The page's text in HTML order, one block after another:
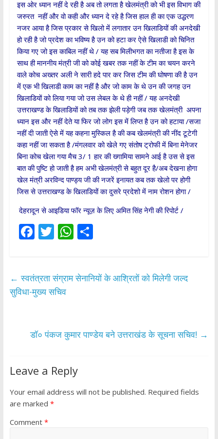
इस ओर ध्यान नहीं दे रही है अब तो लगता है खेलमंत्री को भी इस विभाग की
जरुरत नहीं और वो कही और ध्यान दे रहे है जिस हाल ही का एक उद्धरण
नजर आया है जिस प्रकार से खिलो में लगातार उन खिलाडियों की अनदेखी
हो रही है जो प्रदेश का भविष्य है उन को हटा कर ऐसे खिलाडी को चिनित
किया गए जो इस काबिल नहीं थे / यह सब मिलीभगत का नतीजा है इस के
साथ ही माननीय मंत्री जी को कोई खबर तक नहीं के टीम का चयन करने
वाले कोच अख्तर अली ने सारी हदे पार कर जिस टीम की घोषणा की है उन
में एक भी खिलाडी काम का नहीं है और जो काम के थे उन की जगह उन
खिलाडियों को लिया गया जो उस लेबल के थे ही नहीं / यह अनदेखी
उत्तराखण्ड के खिलाडियों को तब तक झेली पड़ेगी जब तक खेलमंत्री अपना
ध्यान इस और नहीं देते या फिर जो लोग इस में लिप्त है उन को हटाया /सजा
नहीं दी जाती ऐसे में यह कहना मुस्किल है की कब खेलमंत्री की नींद टूटेगी
कहा नहीं जा सकता है /मंगलवार को खेले गए संतोष ट्रोफी में बिना मेनेजर
बिना कोच खेला गया मैच 3/ 1 हार की ख्गामिया सामने आई है उस से इस
बात की पुष्टि हो जाती है हम अभी खेलमंत्री से बहुत दूर है/अब देखना होगा
खेल मंत्री अरविन्द पाण्ड्य जी की नजरें इनायत कब तक खेलो पर होगी
जिस से उत्तराखण्ड के खिलाडियों का दुसरे प्रदेशो में नाम रोशन होगा /
देहरादून से आइडिया फॉर न्यूज़ के लिए अमित सिंह नेगी की रिपोर्ट /
F
b
o
k
T
er
W
s
S
e
← स्वतंत्रता संग्राम सेनानियों के आश्रितों को मिलेगी जल्द
सुविधा-मुख्य सचिव
डॉ० पंकज कुमार पाण्डेय बने उत्तराखंड के सूचना सचिव! →
Leave a Reply
Your email address will not be published. Required fields
are marked *
Comment *